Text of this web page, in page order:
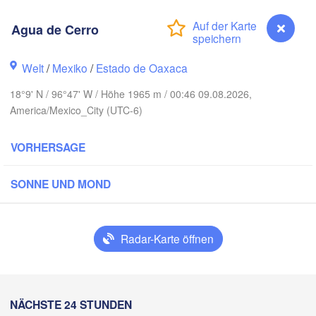
Agua de Cerro
Welt/Mexiko /Estado de Oaxaca
18°9' N / 96°47' W / Höhe 1965 m / 00:46 09.08.2026,
America/Mexico_City (UTC-6)
VORHERSAGE
SONNE UND MOND
Radar-Karte öffnen
NÄCHSTE 24 STUNDEN
Reynosa
Ciudad Victoria
Poza Rica
Agua de Cerro